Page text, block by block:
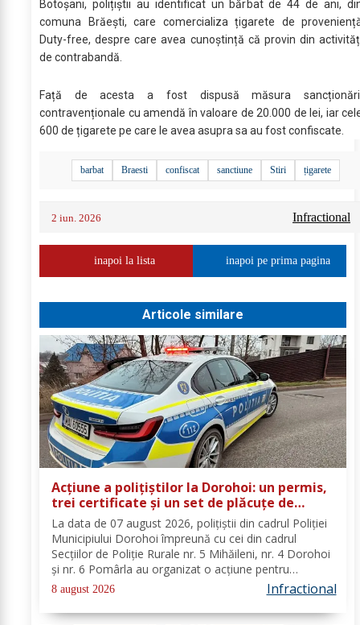
Botoșani, polițiștii au identificat un bărbat de 44 de ani,
comuna Brăești, care comercializa țigarete de
Duty-free, despre care avea cunoștință că provin din
de contrabandă.
Față de acesta a fost dispusă măsura
contravenționale cu amendă în valoare de 20.000 de lei, iar
600 de țigarete pe care le avea asupra sa au fost confiscate.
barbat Braesti confiscat sanctiune Stiri țigarete
2 iun. 2026 Infractional
inapoi la lista inapoi pe prima pagina
Articole similare
Acțiune a polițiștilor la Dorohoi: un permis,
trei certificate și un set de plăcuțe de
înmatriculare reținute
La data de 07 august 2026, polițiștii din cadrul Poliției
Municipiului Dorohoi împreună cu cei din cadrul
Secțiilor de Poliție Rurale nr. 5 Mihăileni, nr. 4 Dorohoi
și nr. 6 Pomârla au organizat o acțiune pentru
prevenirea și combaterea faptelor de natură penală și
contravențională, verificarea...
8 august 2026 Infractional